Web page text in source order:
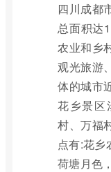
四川成都
总面积达
农业和乡
观光旅游
体的城市
花乡景区
村、万福
点有:花乡
荷塘月色